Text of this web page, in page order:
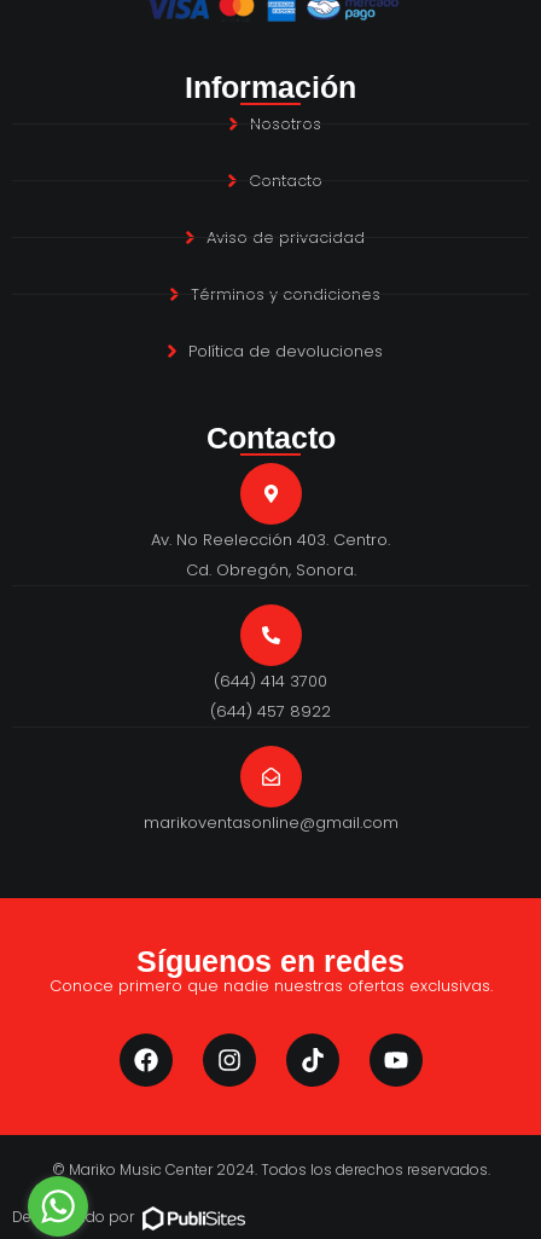
Información
Nosotros
Contacto
Aviso de privacidad
Términos y condiciones
Política de devoluciones
Contacto
Av. No Reelección 403. Centro.
Cd. Obregón, Sonora.
(644) 414 3700
(644) 457 8922
marikoventasonline@gmail.com
Síguenos en redes
Conoce primero que nadie nuestras ofertas exclusivas.
© Mariko Music Center 2024. Todos los derechos reservados.
Desarrollado por